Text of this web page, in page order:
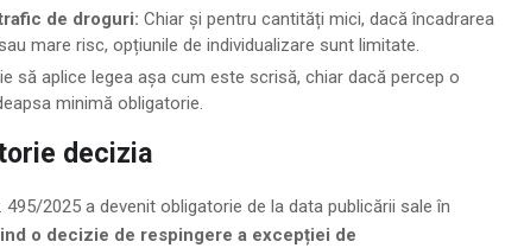
de droguri: Chiar și pentru cantități mici, dacă încadrarea
mare risc, opțiunile de individualizare sunt limitate.
să aplice legea așa cum este scrisă, chiar dacă percep o
minimă obligatorie.
decizia
2025 a devenit obligatorie de la data publicării sale în
o decizie de respingere a excepției de